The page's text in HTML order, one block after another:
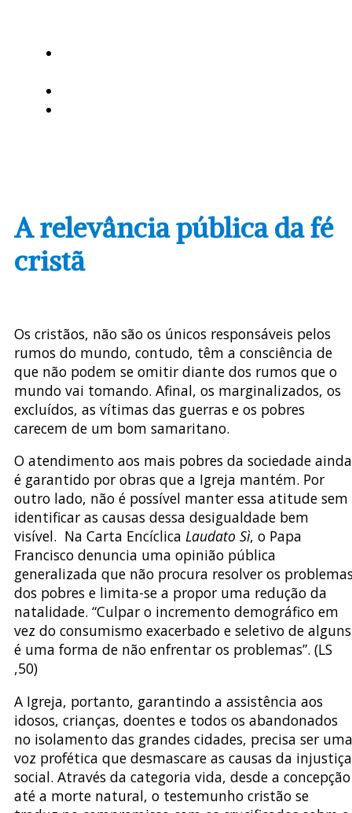
A relevância pública da fé
cristã
Os cristãos, não são os únicos responsáveis pelos
rumos do mundo, contudo, têm a consciência de
que não podem se omitir diante dos rumos que o
mundo vai tomando. Afinal, os marginalizados, os
excluídos, as vítimas das guerras e os pobres
carecem de um bom samaritano.
O atendimento aos mais pobres da sociedade ainda
é garantido por obras que a Igreja mantém. Por
outro lado, não é possível manter essa atitude sem
identificar as causas dessa desigualdade bem
visível. Na Carta Encíclica Laudato Sì, o Papa
Francisco denuncia uma opinião pública
generalizada que não procura resolver os
dos pobres e limita-se a propor uma redução da
natalidade. “Culpar o incremento demográfico em
vez do consumismo exacerbado e seletivo de alguns
é uma forma de não enfrentar os problemas”. (LS
,50)
A Igreja, portanto, garantindo a assistência aos
idosos, crianças, doentes e todos os abandonados
no isolamento das grandes cidades, precisa ser uma
voz profética que desmascare as causas da injustiça
social. Através da categoria vida, desde a concepção
até a morte natural, o testemunho cristão se